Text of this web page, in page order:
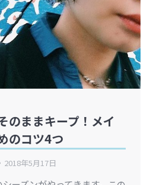
のままキープ！メイ
のコツ4つ
2018年5月17日